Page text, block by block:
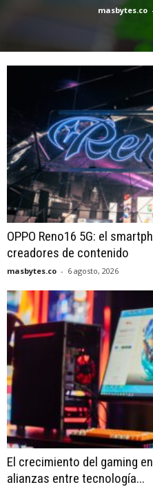
masbytes.co
OPPO Reno16 5G: el
creadores de contenido
masbytes.co - 6 agosto, 2026
El crecimiento del gaming
alianzas entre tecnología...